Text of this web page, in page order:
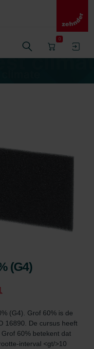
0
(G4)
(G4). Grof 60% is de
16890. De cursus heeft
60% betekent dat
interval <gt/>10